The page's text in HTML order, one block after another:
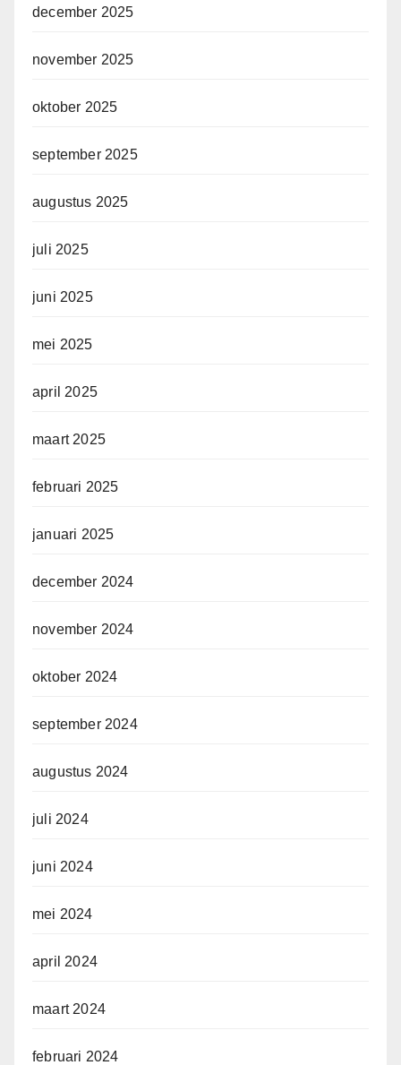
december 2025
november 2025
oktober 2025
september 2025
augustus 2025
juli 2025
juni 2025
mei 2025
april 2025
maart 2025
februari 2025
januari 2025
december 2024
november 2024
oktober 2024
september 2024
augustus 2024
juli 2024
juni 2024
mei 2024
april 2024
maart 2024
februari 2024